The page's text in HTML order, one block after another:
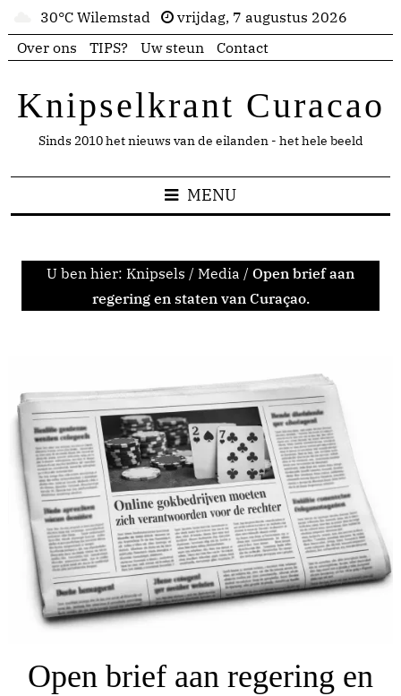
30°C Wilemstad
vrijdag, 7 augustus 2026
Over ons
TIPS? Uw steun Contact
Knipselkrant Curacao
Sinds 2010 het nieuws van de eilanden - het hele beeld
MENU
U ben hier: Knipsels / Media / Open brief aan
regering en staten van Curaçao.
Open brief aan regering en